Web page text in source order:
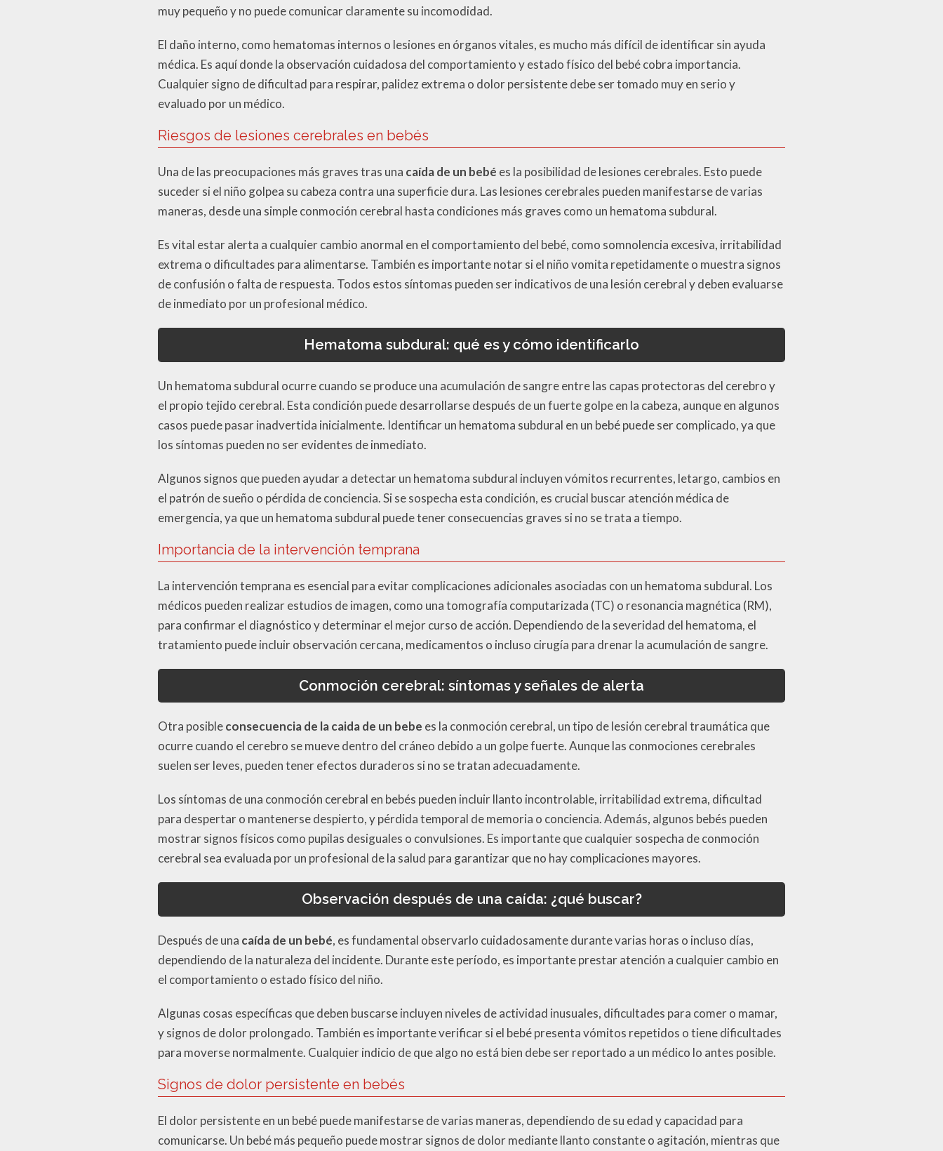
muy pequeño y no puede comunicar claramente su incomodidad.
El daño interno, como hematomas internos o lesiones en órganos vitales, es mucho más difícil de identificar sin ayuda
médica. Es aquí donde la observación cuidadosa del comportamiento y estado físico del bebé cobra importancia.
Cualquier signo de dificultad para respirar, palidez extrema o dolor persistente debe ser tomado muy en serio y
evaluado por un médico.
Riesgos de lesiones cerebrales en bebés
Una de las preocupaciones más graves tras una caída de un bebé es la posibilidad de lesiones cerebrales. Esto puede
suceder si el niño golpea su cabeza contra una superficie dura. Las lesiones cerebrales pueden manifestarse de varias
maneras, desde una simple conmoción cerebral hasta condiciones más graves como un hematoma subdural.
Es vital estar alerta a cualquier cambio anormal en el comportamiento del bebé, como somnolencia excesiva, irritabilidad
extrema o dificultades para alimentarse. También es importante notar si el niño vomita repetidamente o muestra signos
de confusión o falta de respuesta. Todos estos síntomas pueden ser indicativos de una lesión cerebral y deben evaluarse
de inmediato por un profesional médico.
Hematoma subdural: qué es y cómo identificarlo
Un hematoma subdural ocurre cuando se produce una acumulación de sangre entre las capas protectoras del cerebro y
el propio tejido cerebral. Esta condición puede desarrollarse después de un fuerte golpe en la cabeza, aunque en algunos
casos puede pasar inadvertida inicialmente. Identificar un hematoma subdural en un bebé puede ser complicado, ya que
los síntomas pueden no ser evidentes de inmediato.
Algunos signos que pueden ayudar a detectar un hematoma subdural incluyen vómitos recurrentes, letargo, cambios en
el patrón de sueño o pérdida de conciencia. Si se sospecha esta condición, es crucial buscar atención médica de
emergencia, ya que un hematoma subdural puede tener consecuencias graves si no se trata a tiempo.
Importancia de la intervención temprana
La intervención temprana es esencial para evitar complicaciones adicionales asociadas con un hematoma subdural. Los
médicos pueden realizar estudios de imagen, como una tomografía computarizada (TC) o resonancia magnética (RM),
para confirmar el diagnóstico y determinar el mejor curso de acción. Dependiendo de la severidad del hematoma, el
tratamiento puede incluir observación cercana, medicamentos o incluso cirugía para drenar la acumulación de sangre.
Conmoción cerebral: síntomas y señales de alerta
Otra posibleconsecuencia de la caida de un bebe es la conmoción cerebral, un tipo de lesión cerebral traumática que
ocurre cuando el cerebro se mueve dentro del cráneo debido a un golpe fuerte. Aunque las conmociones cerebrales
suelen ser leves, pueden tener efectos duraderos si no se tratan adecuadamente.
Los síntomas de una conmoción cerebral en bebés pueden incluir llanto incontrolable, irritabilidad extrema, dificultad
para despertar o mantenerse despierto, y pérdida temporal de memoria o conciencia. Además, algunos bebés pueden
mostrar signos físicos como pupilas desiguales o convulsiones. Es importante que cualquier sospecha de conmoción
cerebral sea evaluada por un profesional de la salud para garantizar que no hay complicaciones mayores.
Observación después de una caída: ¿qué buscar?
Después de una caída de un bebé, es fundamental observarlo cuidadosamente durante varias horas o incluso días,
dependiendo de la naturaleza del incidente. Durante este período, es importante prestar atención a cualquier cambio en
el comportamiento o estado físico del niño.
Algunas cosas específicas que deben buscarse incluyen niveles de actividad inusuales, dificultades para comer o mamar,
y signos de dolor prolongado. También es importante verificar si el bebé presenta vómitos repetidos o tiene dificultades
para moverse normalmente. Cualquier indicio de que algo no está bien debe ser reportado a un médico lo antes posible.
Signos de dolor persistente en bebés
El dolor persistente en un bebé puede manifestarse de varias maneras, dependiendo de su edad y capacidad para
comunicarse. Un bebé más pequeño puede mostrar signos de dolor mediante llanto constante o agitación, mientras que